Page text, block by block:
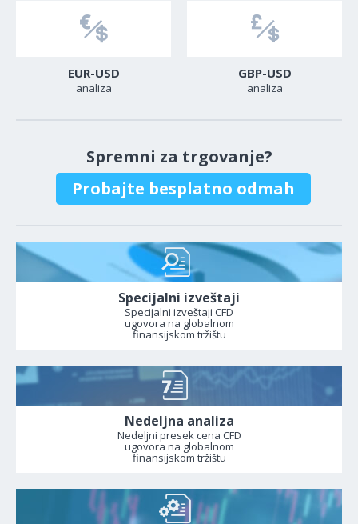
EUR-USD
analiza
GBP-USD
analiza
Spremni za trgovanje?
Probajte besplatno odmah
Specijalni izveštaji
Specijalni izveštaji CFD
ugovora na globalnom
finansijskom tržištu
Nedeljna analiza
Nedeljni presek cena CFD
ugovora na globalnom
finansijskom tržištu